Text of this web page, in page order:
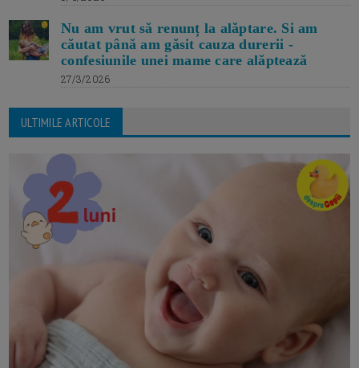
Nu am vrut să renunț la alăptare. Si am
căutat până am găsit cauza durerii -
confesiunile unei mame care alăptează
27/3/2026
ULTIMILE ARTICOLE